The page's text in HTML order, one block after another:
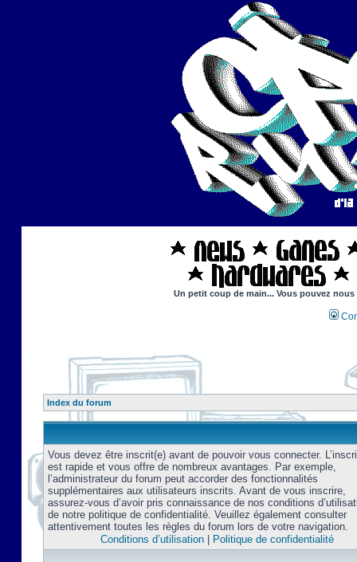
Un petit coup de main... Vous pouvez
Index du forum
Vous devez être inscrit(e) avant de pouvoir vous connecter.
est rapide et vous offre de nombreux avantages. Par exemple,
l’administrateur du forum peut accorder des fonctionnalités
supplémentaires aux utilisateurs inscrits. Avant de vous inscrire,
assurez-vous d’avoir pris connaissance de nos conditions
de notre politique de confidentialité. Veuillez également consulter
attentivement toutes les règles du forum lors de votre navigation.
Conditions d’utilisation| Politique de confidentialité